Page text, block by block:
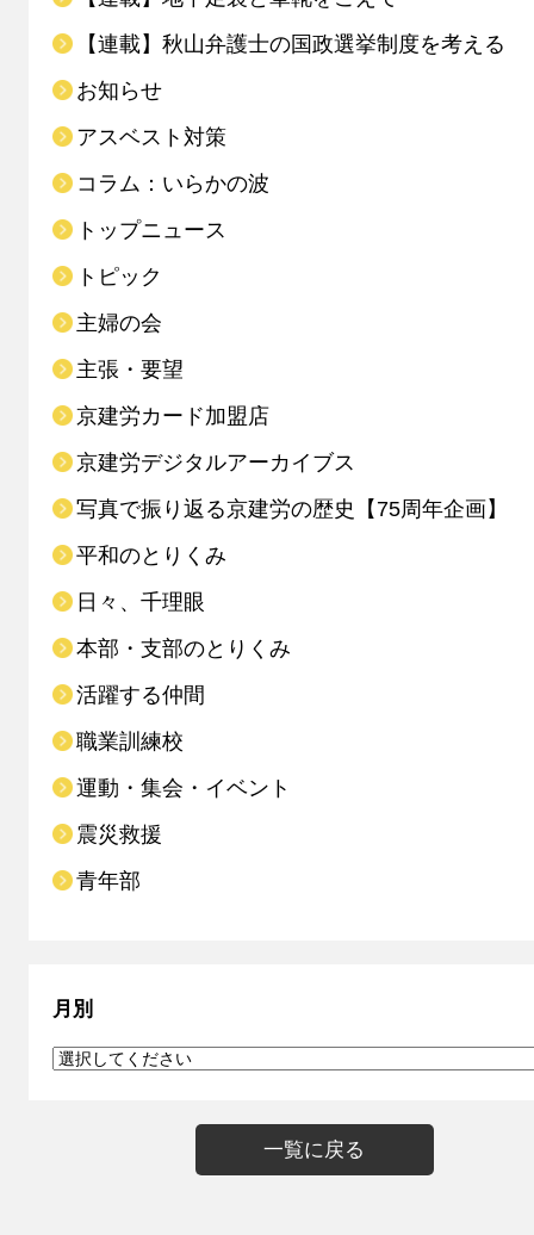
【連載】秋山弁護士の国政選挙制度を考える
お知らせ
アスベスト対策
コラム：いらかの波
トップニュース
トピック
主婦の会
主張・要望
京建労カード加盟店
京建労デジタルアーカイブス
写真で振り返る京建労の歴史【75周年企画】
平和のとりくみ
日々、千理眼
本部・支部のとりくみ
活躍する仲間
職業訓練校
運動・集会・イベント
震災救援
青年部
月別
一覧に戻る